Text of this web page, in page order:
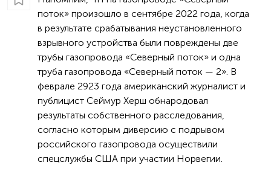
поток» произошло в сентябре 2022 года, когда
в результате срабатывания неустановленного
взрывного устройства были повреждены две
трубы газопровода «Северный поток» и одна
труба газопровода «Северный поток — 2». В
феврале 2923 года американский журналист и
публицист Сеймур Херш обнародовал
результаты собственного расследования,
согласно которым диверсию с подрывом
российского газопровода осуществили
спецслужбы США при участии Норвегии.